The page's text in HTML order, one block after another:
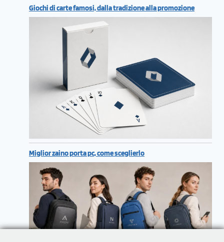
Giochi di carte famosi, dalla tradizione alla promozione
Miglior zaino porta pc, come sceglierlo